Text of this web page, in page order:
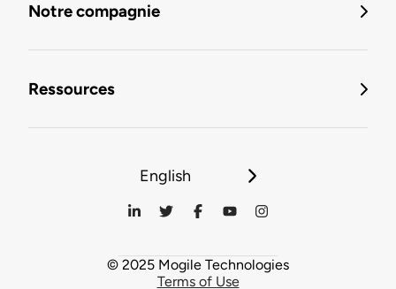
Notre compagnie
Ressources
English
© 2025 Mogile Technologies
Terms of Use